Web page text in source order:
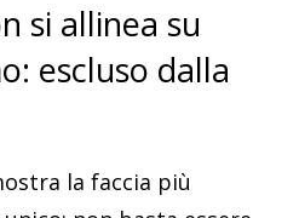
si allinea su
escluso dalla
la faccia più